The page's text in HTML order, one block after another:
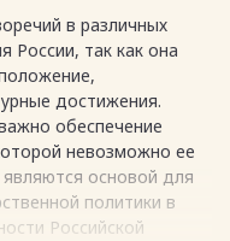
покупки
в различных
России, так как она
достижения.
обеспечение
невозможно ее
основой для
политики в
Российской